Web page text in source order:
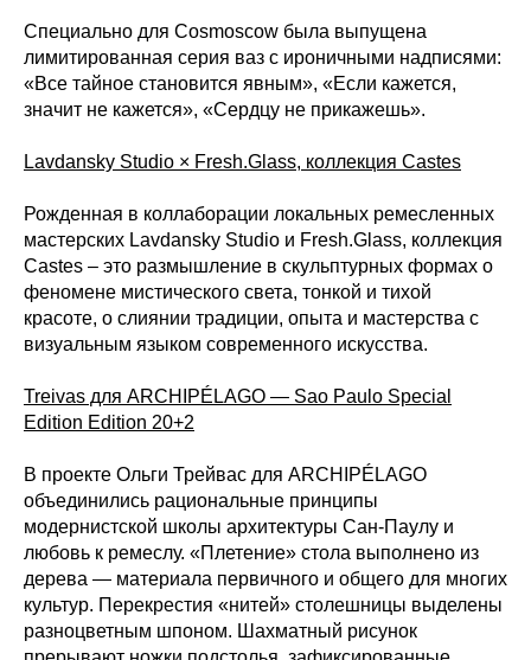
Специально для Cosmoscow была выпущена
лимитированная серия ваз с ироничными надписями:
«Все тайное становится явным», «Если кажется,
значит не кажется», «Сердцу не прикажешь».
Lavdansky Studio × Fresh.Glass, коллекция Castes
Рожденная в коллаборации локальных ремесленных
мастерских Lavdansky Studio и Fresh.Glass, коллекция
Castes – это размышление в скульптурных формах о
феномене мистического света, тонкой и тихой
красоте, о слиянии традиции, опыта и мастерства с
визуальным языком современного искусства.
Treivas для ARCHIPÉLAGO — Sao Paulo Special
Edition Edition 20+2
В проекте Ольги Трейвас для ARCHIPÉLAGO
объединились рациональные принципы
модернистской школы архитектуры Сан-Паулу и
любовь к ремеслу. «Плетение» стола выполнено из
дерева — материала первичного и общего для многих
культур. Перекрестия «нитей» столешницы выделены
разноцветным шпоном. Шахматный рисунок